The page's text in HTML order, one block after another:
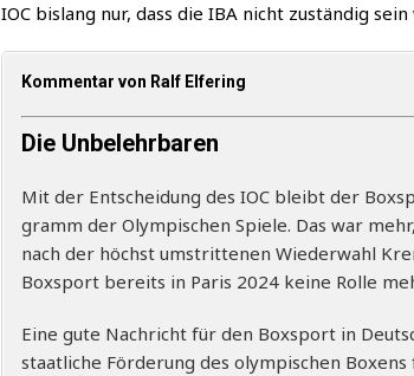
IOC bis­lang nur, dass die IBA nicht zustän­dig sein
Kommentar von Ralf Elfering
Die Unbelehrbaren
Mit der Ent­schei­dung des IOC bleibt der
gramm der Olym­pi­schen Spie­le. Das war
nach der höchst umstrit­te­nen Wie­der­wahl
Box­sport bereits in Paris 2024 kei­ne Rol­le
Eine gute Nach­richt für den Box­sport in
staat­li­che För­de­rung des olym­pi­schen